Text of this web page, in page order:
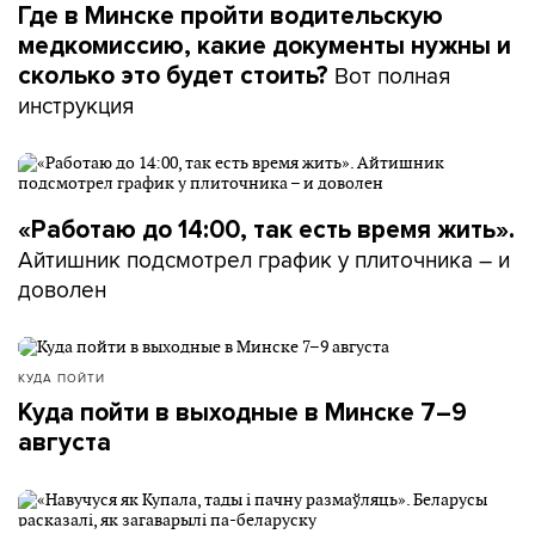
Где в Минске пройти водительскую
медкомиссию, какие документы нужны и
сколько это будет стоить? Вот полная
инструкция
«Работаю до 14:00, так есть время жить».
Айтишник подсмотрел график у плиточника – и
доволен
КУДА ПОЙТИ
Куда пойти в выходные в Минске 7–9
августа